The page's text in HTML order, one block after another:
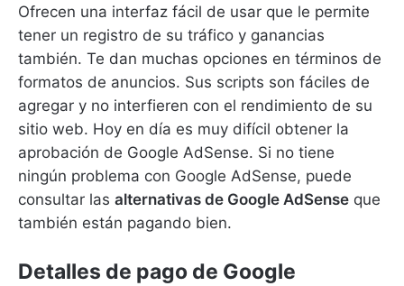
Ofrecen una interfaz fácil de usar que le permite
tener un registro de su tráfico y ganancias
también. Te dan muchas opciones en términos de
formatos de anuncios. Sus scripts son fáciles de
agregar y no interfieren con el rendimiento de su
sitio web. Hoy en día es muy difícil obtener la
aprobación de Google AdSense. Si no tiene
ningún problema con Google AdSense, puede
consultar las alternativas de Google AdSense que
también están pagando bien.
Detalles de pago de Google